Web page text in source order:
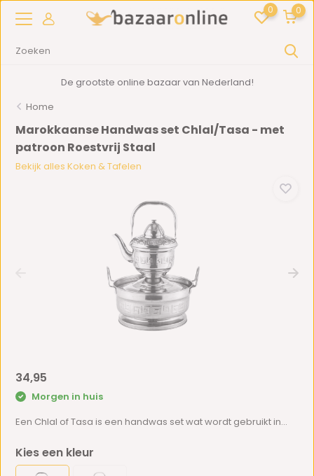
0 0
De grootste online bazaar van Nederland!
Home
Marokkaanse Handwas set Chlal/Tasa - met
patroon Roestvrij Staal
Bekijk alles Koken & Tafelen
34,95
Morgen in huis
Een Chlal of Tasa is een handwas set wat wordt gebruikt in...
Kies een kleur